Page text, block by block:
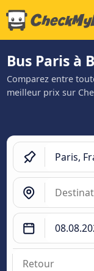
Bus Paris à
Comparez entre
meilleur prix sur